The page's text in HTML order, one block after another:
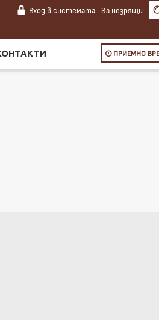
Вход в системата За незрящи
ПРИЕМНО